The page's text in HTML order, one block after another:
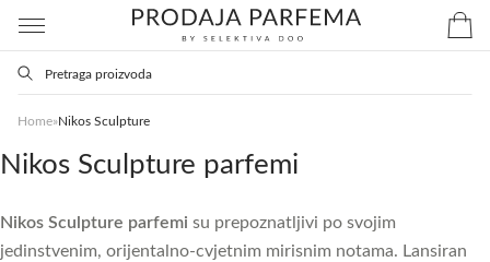
Home»Nikos Sculpture
Nikos Sculpture parfemi
Nikos Sculpture parfemi su prepoznatljivi po svojim
jedinstvenim, orijentalno-cvjetnim mirisnim notama. Lansiran